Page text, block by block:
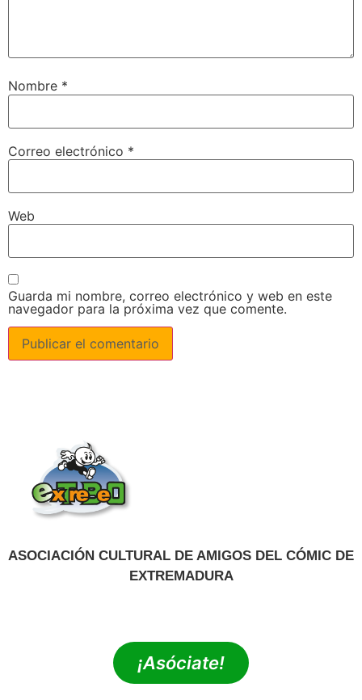
Nombre *
Correo electrónico *
Web
Guarda mi nombre, correo electrónico y web en este
navegador para la próxima vez que comente.
ASOCIACIÓN CULTURAL DE AMIGOS DEL CÓMIC DE
EXTREMADURA
¡Asóciate!